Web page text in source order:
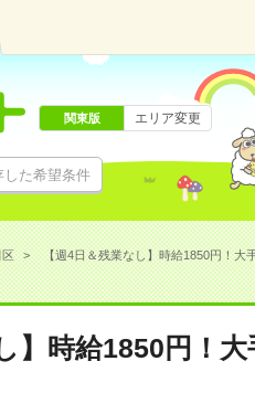
した希望条件
関東版 エリア変更
【週4日＆残業なし】時給1850円！大
】時給1850円！